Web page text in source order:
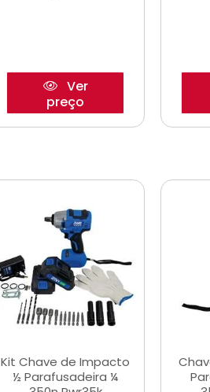
Ver
preço
Kit Chave de Impacto
½ Parafusadeira ¼